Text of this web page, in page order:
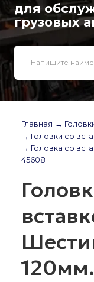
для
грузовых
Главная →
→ Головки со
→ Головка со
45608